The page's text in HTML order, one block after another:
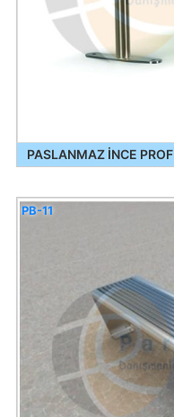
PASLANMAZ İNCE
PB-11